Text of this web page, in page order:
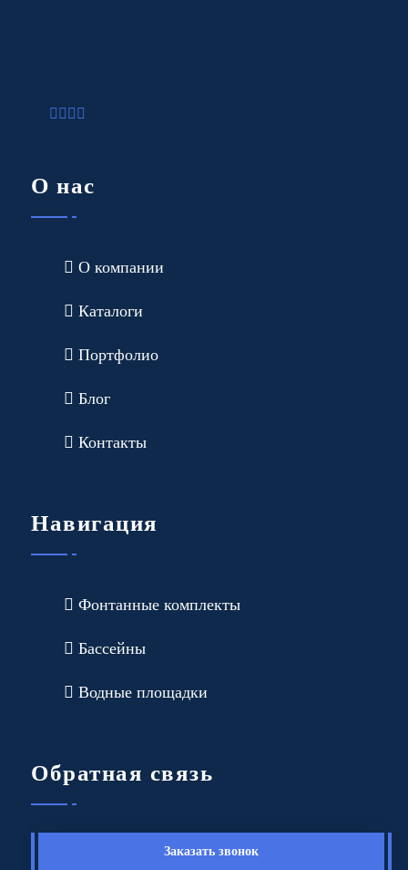
О нас
О компании
Каталоги
Портфолио
Блог
Контакты
Навигация
Фонтанные комплекты
Бассейны
Водные площадки
Обратная связь
Заказать звонок